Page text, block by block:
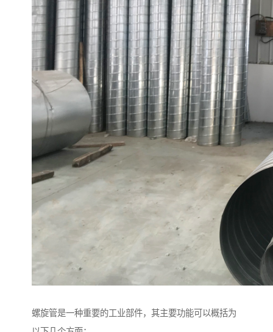
螺旋管是一种重要的工业部件，其主要功能可以概括为